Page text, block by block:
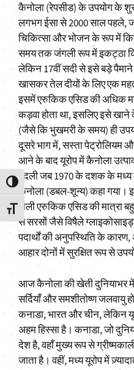
Toggle High Contrast
Toggle Font size
कैनोला (रेपसीड) के उपयोग के
लगभग ईसा से 2000 साल पहले,
चिकित्सा और भोजन के रूप में
समय तक जंगली रूप में इकट्ठा
लेकिन 17वीं सदी से इसे बड़े
खासकर तेल दीयों के लिए एक
इसमें एरुकिक एसिड की अधिक
कड़वा होता था, इसलिए इसे
(जैसे कि भुखमरी के समय) ही
दूसरे भाग में, सस्ता पेट्रोलियम
आने के बाद यूरोप में कैनोला
बदली जब 1970 के दशक के
कैनोला (डबल-शून्य) कहा गया।
वाली एरुकिक एसिड की
से सरसों जैसे विषैले
पदार्थों की अनुपस्थिति के
आहार दोनों में सुरक्षित रूप से
आज कैनोला की खेती दुनियाभर में
सर्दियाँ और समशीतोष्ण जलवायु
कनाडा, भारत और चीन, लेकिन
अहम हिस्सा है। कनाडा, जो
देश है, वहाँ मुख्य रूप से
जाता है। वहीं, मध्य यूरोप में